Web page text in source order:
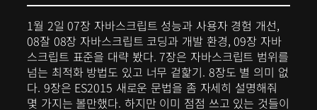
1월 2일 07장 자바스크립트 성능과 사용자 경험 개선,
08잘 08장 자바스크립트 코딩과 개발 환경, 09장 자바
스크립트 표준을 대략 봤다. 7장은 자바스크립트 범위를
넘는 최적화 방법도 있고 너무 겉핥기. 8장도 별 의미 없
다. 9장은 ES2015 새로운 문법을 좀 자세히 설명해줘
몇 가지는 볼만했다. 하지만 이미 점점 쓰고 있는 것들이